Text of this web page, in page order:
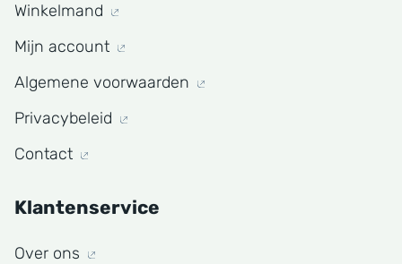
Winkelmand
Mijn account
Algemene voorwaarden
Privacybeleid
Contact
Klantenservice
Over ons